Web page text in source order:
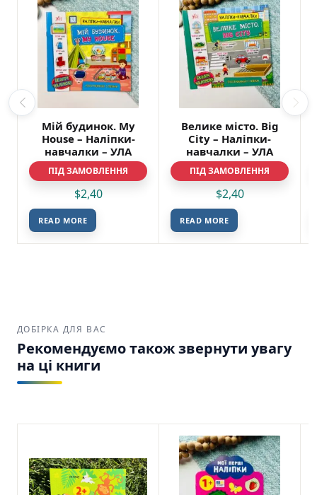
Мій будинок. My
House – Наліпки-
навчалки – УЛА
ПІД ЗАМОВЛЕННЯ
$2,40
READ MORE
Велике місто. Big
City – Наліпки-
навчалки – УЛА
ПІД ЗАМОВЛЕННЯ
$2,40
READ MORE
ДОБІРКА ДЛЯ ВАС
Рекомендуємо також звернути увагу
на ці книги